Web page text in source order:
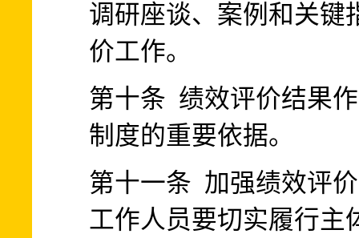
调研座谈、案例和关键
价工作。
第十条 绩效评价结果
制度的重要依据。
第十一条 加强绩效评
工作人员要切实履行主